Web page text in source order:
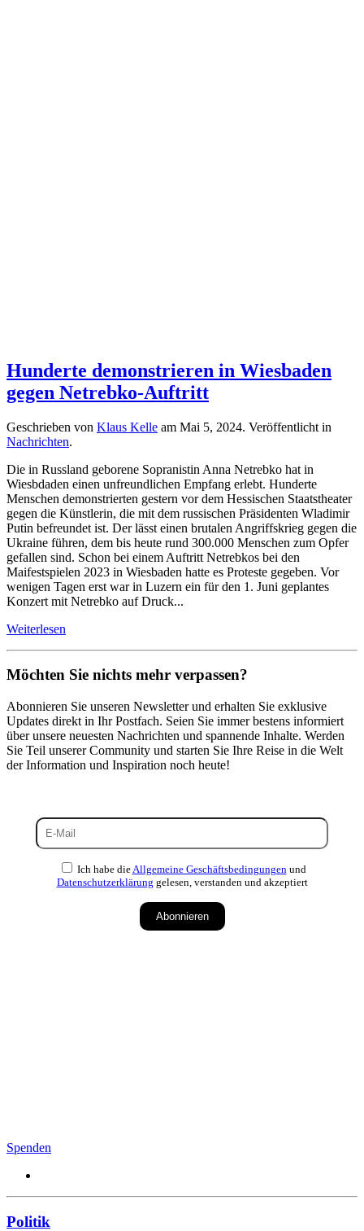
Hunderte demonstrieren in Wiesbaden
gegen Netrebko-Auftritt
Geschrieben von Klaus Kelle am Mai 5, 2024. Veröffentlicht in
Nachrichten.
Die in Russland geborene Sopranistin Anna Netrebko hat in
Wiesbdaden einen unfreundlichen Empfang erlebt. Hunderte
Menschen demonstrierten gestern vor dem Hessischen Staatstheater
gegen die Künstlerin, die mit dem russischen Präsidenten Wladimir
Putin befreundet ist. Der lässt einen brutalen Angriffskrieg gegen die
Ukraine führen, dem bis heute rund 300.000 Menschen zum Opfer
gefallen sind. Schon bei einem Auftritt Netrebkos bei den
Maifestspielen 2023 in Wiesbaden hatte es Proteste gegeben. Vor
wenigen Tagen erst war in Luzern ein für den 1. Juni geplantes
Konzert mit Netrebko auf Druck...
Weiterlesen
Möchten Sie nichts mehr verpassen?
Abonnieren Sie unseren Newsletter und erhalten Sie exklusive
Updates direkt in Ihr Postfach. Seien Sie immer bestens informiert
über unsere neuesten Nachrichten und spannende Inhalte. Werden
Sie Teil unserer Community und starten Sie Ihre Reise in die Welt
der Information und Inspiration noch heute!
Ich habe die Allgemeine Geschäftsbedingungen und
Datenschutzerklärung gelesen, verstanden und akzeptiert
Abonnieren
Spenden
Politik